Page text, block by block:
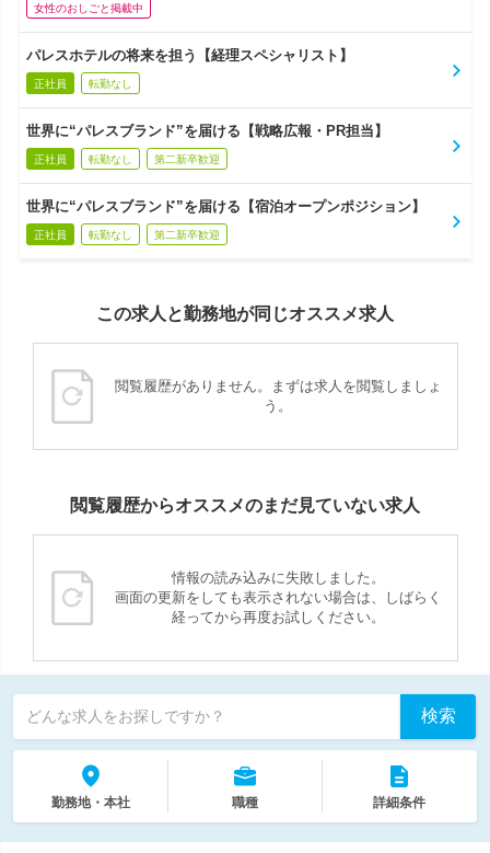
女性のおしごと掲載中
パレスホテルの将来を担う【経理スペシャリスト】
正社員 転勤なし
世界に“パレスブランド”を届ける【戦略広報・PR担当】
正社員 転勤なし 第二新卒歓迎
世界に“パレスブランド”を届ける【宿泊オープンポジション】
正社員 転勤なし 第二新卒歓迎
この求人と勤務地が同じオススメ求人
閲覧履歴がありません。まずは求人を閲覧しましょ
う。
閲覧履歴からオススメのまだ見ていない求人
情報の読み込みに失敗しました。
画面の更新をしても表示されない場合は、しばらく
経ってから再度お試しください。
どんな求人をお探しですか？ 検索
勤務地・本社 職種 詳細条件